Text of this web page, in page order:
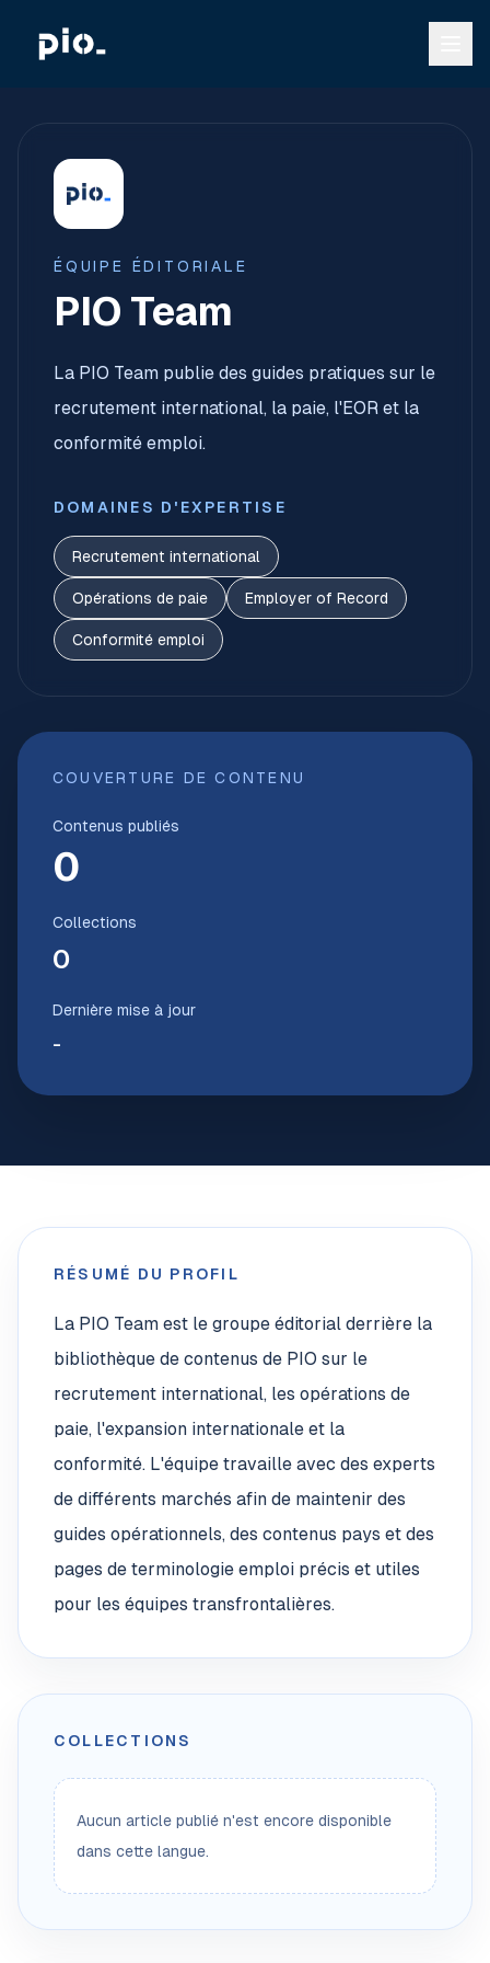
ÉQUIPE ÉDITORIALE
PIO Team
La PIO Team publie des guides pratiques sur le
recrutement international, la paie, l'EOR et la
conformité emploi.
DOMAINES D'EXPERTISE
Recrutement international
Opérations de paie Employer of Record
Conformité emploi
COUVERTURE DE CONTENU
Contenus publiés
0
Collections
0
Dernière mise à jour
-
RÉSUMÉ DU PROFIL
La PIO Team est le groupe éditorial derrière la
bibliothèque de contenus de PIO sur le
recrutement international, les opérations de
paie, l'expansion internationale et la
conformité. L'équipe travaille avec des experts
de différents marchés afin de maintenir des
guides opérationnels, des contenus pays et des
pages de terminologie emploi précis et utiles
pour les équipes transfrontalières.
COLLECTIONS
Aucun article publié n'est encore disponible
dans cette langue.